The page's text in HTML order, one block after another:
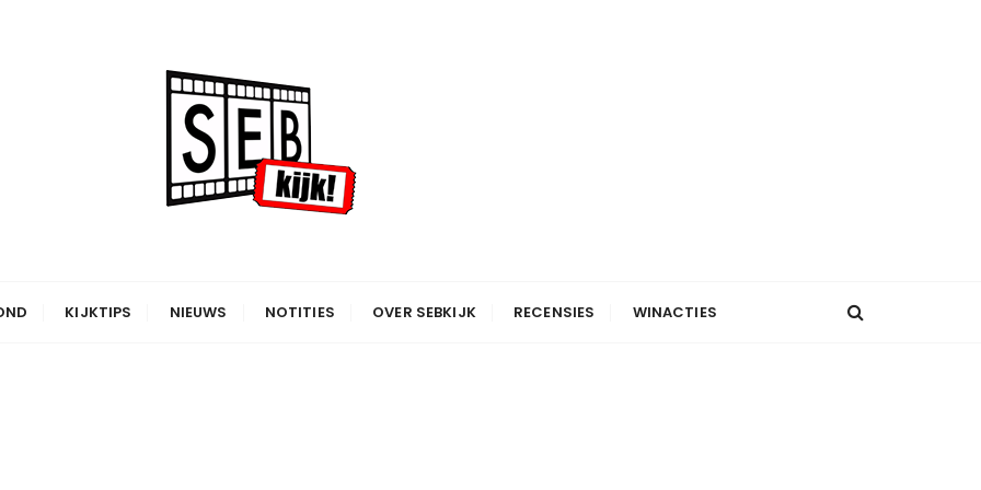
KIJKTIPS NIEUWS NOTITIES OVER SEBKIJK RECENSIES WINACTIES